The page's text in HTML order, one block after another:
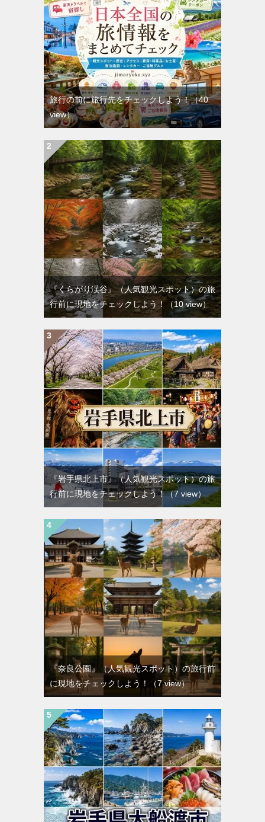
旅行の前に旅行先をチェックしよう！（40
view）
『くらがり渓谷』（人気観光スポット）の旅
行前に現地をチェックしよう！
（10 view）
『岩手県北上市』（人気観光スポット）の旅
行前に現地をチェックしよう！（7 view）
『奈良公園』（人気観光スポット）の旅行前
に現地をチェックしよう！
（7 view）